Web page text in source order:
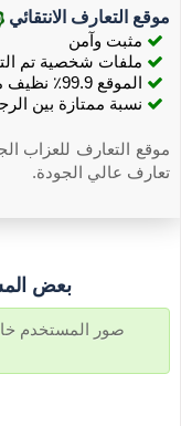
موقع التعارف الانتقائي
مثبت وآمن
ملفات شخصية تم
الموقع 99.9٪ نظيف من الملفات الشخصية المزيفة
نسبة ممتازة بين
تعارف عالي الجودة.
بعض
صور المستخدم